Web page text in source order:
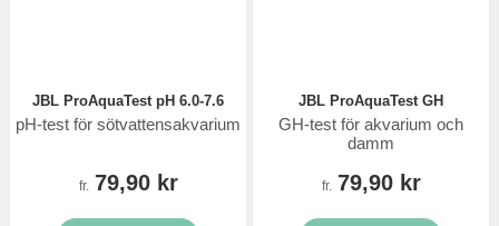
JBL ProAquaTest pH 6.0-7.6
pH-test för sötvattensakvarium
fr. 79,90 kr
JBL ProAquaTest GH
GH-test för akvarium och
damm
fr. 79,90 kr